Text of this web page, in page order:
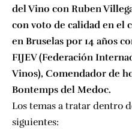
del Vino con Ruben
con voto de calidad en el
en Bruselas por 14 años
FIJEV (Federación
Vinos), Comendador de
Bontemps del Medoc.
Los temas a tratar dentro
siguientes: